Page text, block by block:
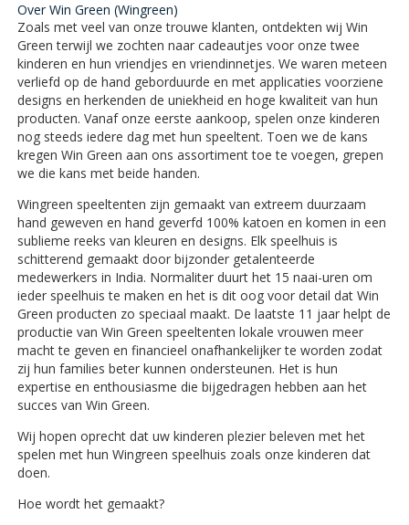
Over Win Green (Wingreen)
Zoals met veel van onze trouwe klanten, ontdekten wij Win
Green terwijl we zochten naar cadeautjes voor onze twee
kinderen en hun vriendjes en vriendinnetjes. We waren meteen
verliefd op de hand geborduurde en met applicaties voorziene
designs en herkenden de uniekheid en hoge kwaliteit van hun
producten. Vanaf onze eerste aankoop, spelen onze kinderen
nog steeds iedere dag met hun speeltent. Toen we de kans
kregen Win Green aan ons assortiment toe te voegen, grepen
we die kans met beide handen.
Wingreen speeltenten zijn gemaakt van extreem duurzaam
hand geweven en hand geverfd 100% katoen en komen in een
sublieme reeks van kleuren en designs. Elk speelhuis is
schitterend gemaakt door bijzonder getalenteerde
medewerkers in India. Normaliter duurt het 15 naai-uren om
ieder speelhuis te maken en het is dit oog voor detail dat Win
Green producten zo speciaal maakt. De laatste 11 jaar helpt de
productie van Win Green speeltenten lokale vrouwen meer
macht te geven en financieel onafhankelijker te worden zodat
zij hun families beter kunnen ondersteunen. Het is hun
expertise en enthousiasme die bijgedragen hebben aan het
succes van Win Green.
Wij hopen oprecht dat uw kinderen plezier beleven met het
spelen met hun Wingreen speelhuis zoals onze kinderen dat
doen.
Hoe wordt het gemaakt?